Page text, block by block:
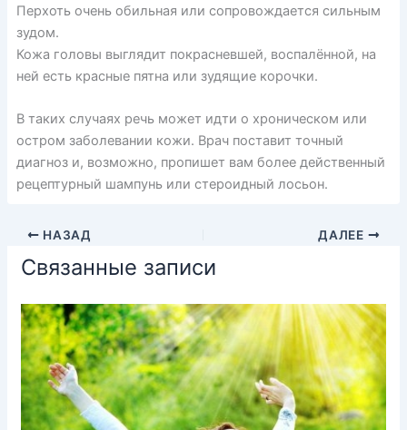
Перхоть очень обильная или сопровождается сильным
зудом.
Кожа головы выглядит покрасневшей, воспалённой, на
ней есть красные пятна или зудящие корочки.
В таких случаях речь может идти о хроническом или
остром заболевании кожи. Врач поставит точный
диагноз и, возможно, пропишет вам более действенный
рецептурный шампунь или стероидный лосьон.
НАЗАД ДАЛЕЕ
Связанные записи